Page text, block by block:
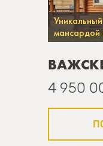
мансардой
4 950